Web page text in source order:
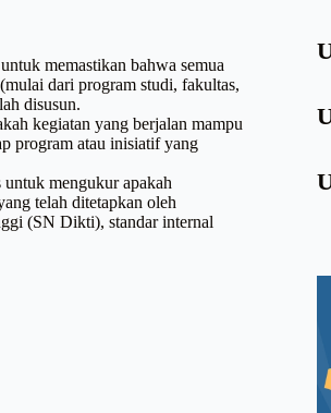
memastikan bahwa semua
dari program studi, fakultas,
disusun.
kegiatan yang berjalan mampu
program atau inisiatif yang
mengukur apakah
telah ditetapkan oleh
(SN Dikti), standar internal